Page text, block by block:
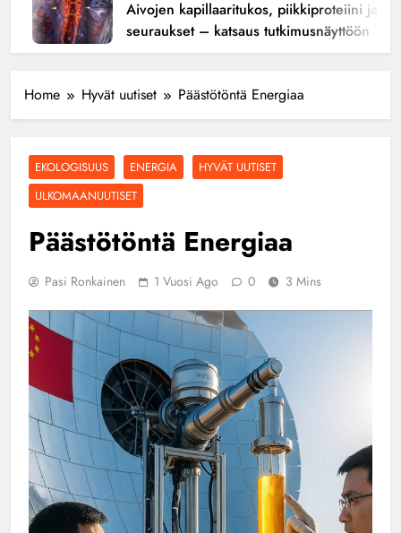
Aivojen kapillaaritukos, piikkiproteiini ja
seuraukset – katsaus tutkimusnäyttöön
Home Hyvät uutiset Päästötöntä Energiaa
EKOLOGISUUS ENERGIA
HYVÄT UUTISET
ULKOMAANUUTISET
Päästötöntä Energiaa
Pasi Ronkainen 1 Vuosi Ago 0 3 Mins